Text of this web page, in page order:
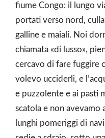
fiume Congo: il lungo
portati verso nord,
galline e maiali. Noi
chiamata «di lusso»,
cercavo di fare fuggire
volevo ucciderli, e
e puzzolente e ai pasti
scatola e non avevamo
lunghi pomeriggi di